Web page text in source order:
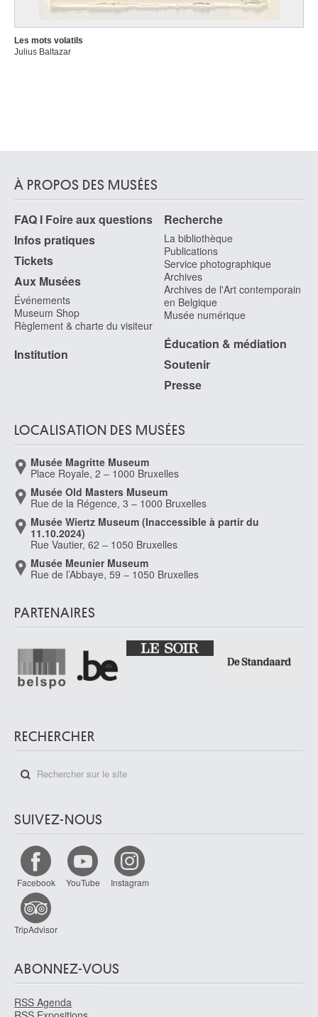
Les mots volatils
Julius Baltazar
À PROPOS DES MUSÉES
FAQ I Foire aux questions
Infos pratiques
Tickets
Aux Musées
Événements
Museum Shop
Règlement & charte du visiteur
Institution
Recherche
La bibliothèque
Publications
Service photographique
Archives
Archives de l'Art contemporain
en Belgique
Musée numérique
Éducation & médiation
Soutenir
Presse
LOCALISATION DES MUSÉES
Musée Magritte Museum
Place Royale, 2 – 1000 Bruxelles
Musée Old Masters Museum
Rue de la Régence, 3 – 1000 Bruxelles
Musée Wiertz Museum (Inaccessible à partir du
11.10.2024)
Rue Vautier, 62 – 1050 Bruxelles
Musée Meunier Museum
Rue de l’Abbaye, 59 – 1050 Bruxelles
PARTENAIRES
RECHERCHER
SUIVEZ-NOUS
Facebook YouTube Instagram
TripAdvisor
ABONNEZ-VOUS
RSS Agenda